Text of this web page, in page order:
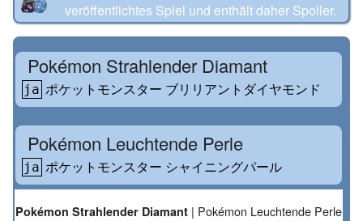
veröffentlichtes Spiel und enthält daher Spoiler.
Pokémon Strahlender Diamant
ja ポケットモンスター ブリリアントダイヤモンド
Pokémon Leuchtende Perle
ja ポケットモンスター シャイニングパール
Pokémon Strahlender Diamant | Pokémon Leuchtende Perle